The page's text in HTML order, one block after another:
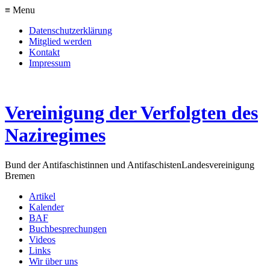
≡ Menu
Datenschutzerklärung
Mitglied werden
Kontakt
Impressum
Vereinigung der Verfolgten des
Naziregimes
Bund der Antifaschistinnen und AntifaschistenLandesvereinigung
Bremen
Artikel
Kalender
BAF
Buchbesprechungen
Videos
Links
Wir über uns